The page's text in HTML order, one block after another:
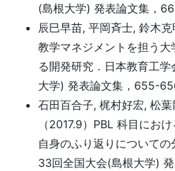
(島根大学) 発表論文集，
辰巳早苗, 平岡斉士, 鈴木克
教学マネジメントを担う
る開発研究．日本教育工
大学) 発表論文集，655-
石田百合子, 梶村好宏, 松
（2017.9）PBL 科目にお
自身のふり返りについて
33回全国大会(島根大学)